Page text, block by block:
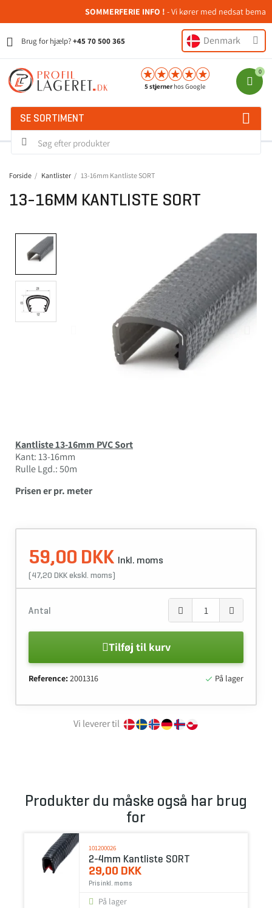
SOMMERFERIE INFO !- Vi kører med nedsat
Brug for hjælp?+45 70 500 365 Denmark
5 stjernerhos Google
SE SORTIMENT
Forside Kantlister 13-16mm Kantliste SORT
13-16MM KANTLISTE SORT
Kantliste 13-16mm PVC Sort
Kant: 13-16mm
Rulle Lgd.: 50m
Prisen er pr. meter
59,00 DKK Inkl. moms
(47,20 DKK ekskl. moms)
Antal
Tilføj til kurv
Reference:2001316  På lager
Vi leverer til
Produkter du måske også har brug
for
101200026
2-4mm Kantliste SORT
29,00 DKK
Pris inkl. moms
På lager